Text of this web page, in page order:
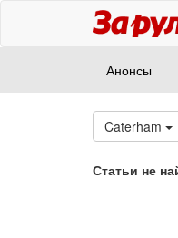
Анонсы
Caterham
Статьи не